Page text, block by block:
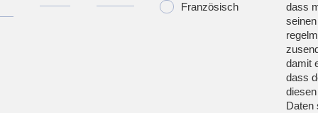
Französisch
dass
damit
dass
Daten